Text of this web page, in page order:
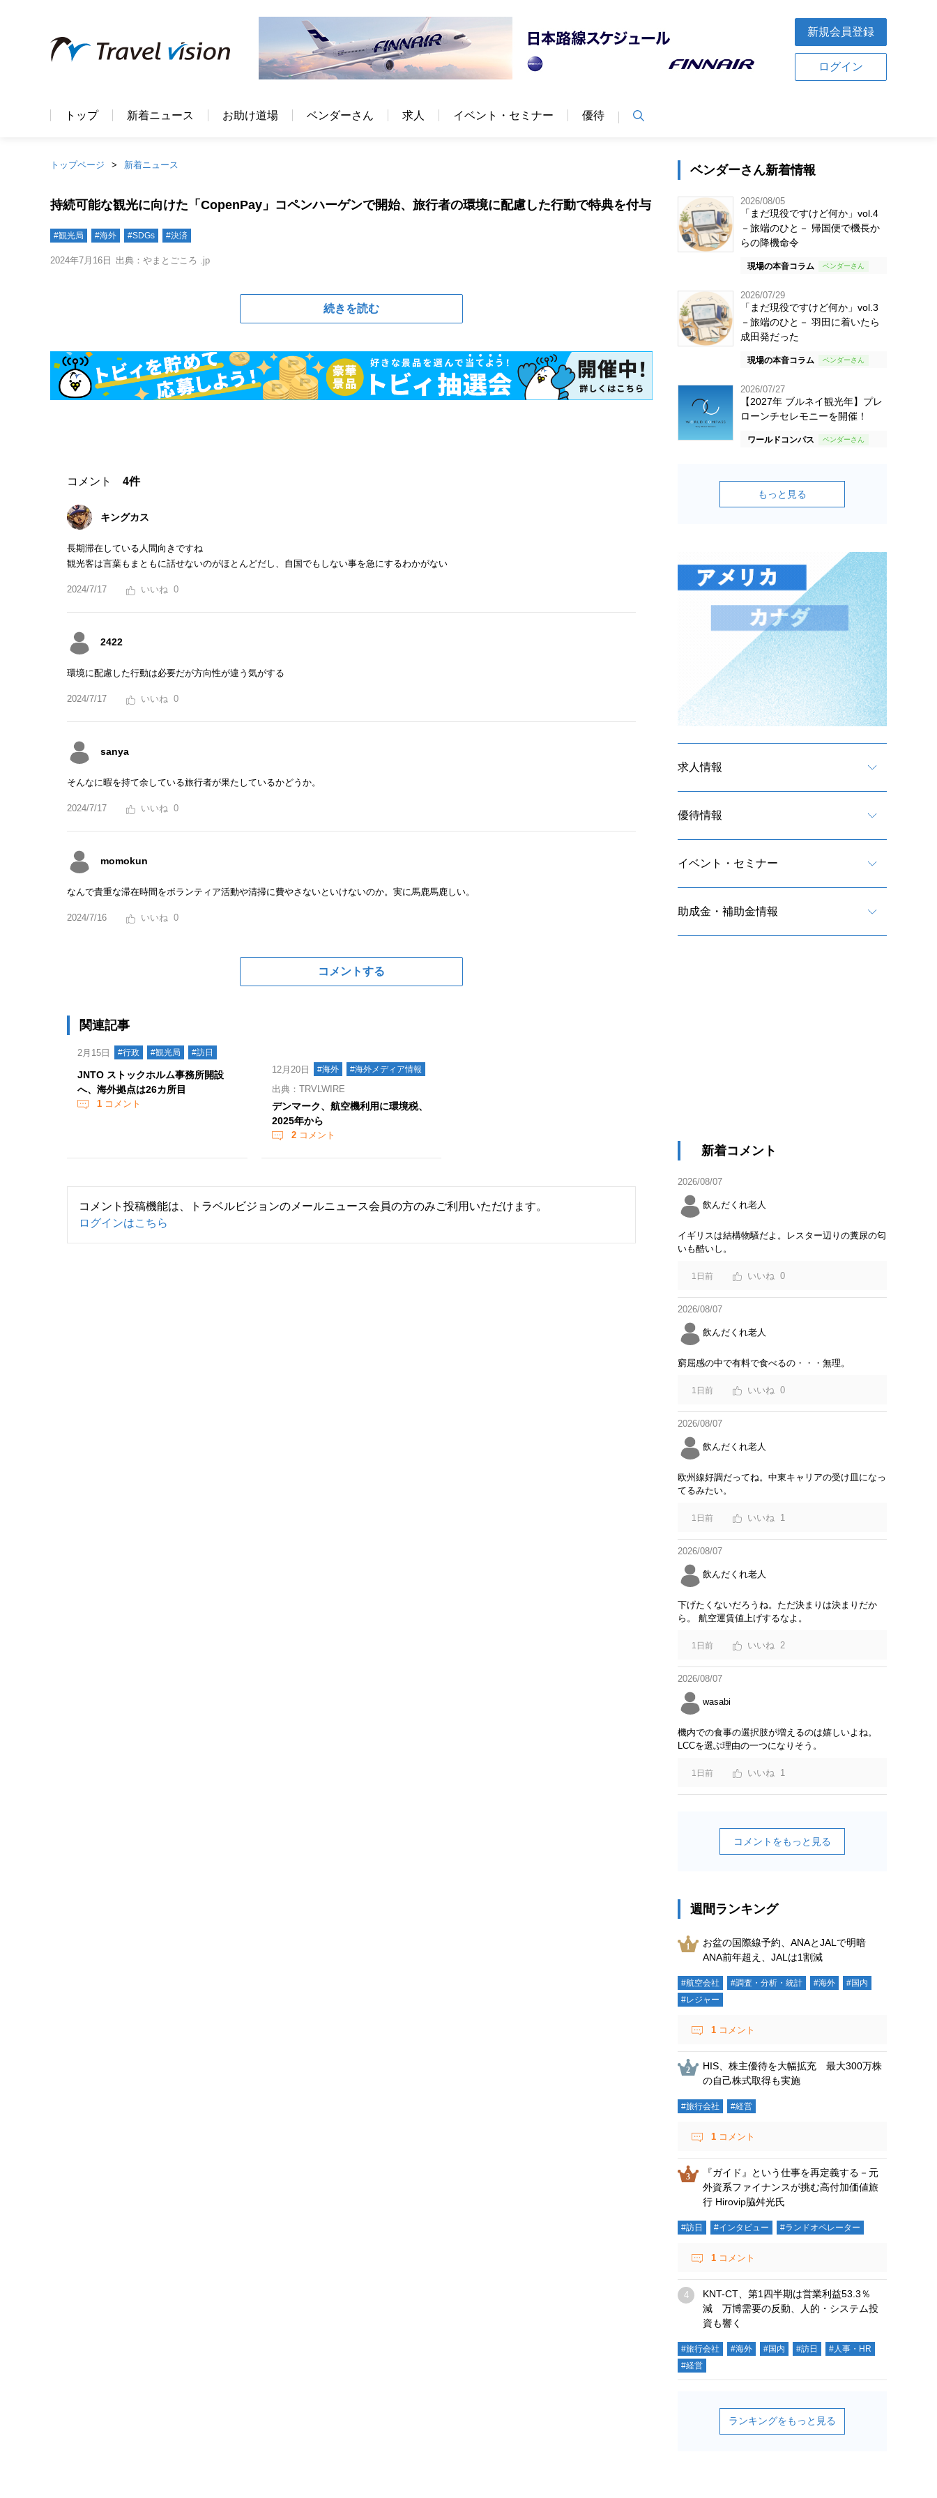
新規会員登録
ログイン
トップ 新着ニュース お助け道場 ベンダーさん 求人 イベント・セミナー 優待
トップページ 新着ニュース
持続可能な観光に向けた「CopenPay」コペンハーゲンで開始、旅行者の環境に配慮した行動で特典を付与
#観光局 #海外 #SDGs #決済
2024年7月16日 出典：やまとごころ .jp
続きを読む
コメント 4件
キングカス
長期滞在している人間向きですね
観光客は言葉もまともに話せないのがほとんどだし、自国でもしない事を急にするわかがない
2024/7/17 0
2422
環境に配慮した行動は必要だが方向性が違う気がする
2024/7/17 0
sanya
そんなに暇を持て余している旅行者が果たしているかどうか。
2024/7/17 0
momokun
なんで貴重な滞在時間をボランティア活動や清掃に費やさないといけないのか。実に馬鹿馬鹿しい。
2024/7/16 0
コメントする
関連記事
2月15日 #行政 #観光局 #訪日
JNTO ストックホルム事務所開設
へ、海外拠点は26カ所目
1 コメント
12月20日 #海外 #海外メディア情報
出典：TRVLWIRE
デンマーク、航空機利用に環境税、
2025年から
2コメント
コメント投稿機能は、トラベルビジョンのメールニュース会員の方のみご利用いただけます。
ログインはこちら
ベンダーさん新着情報
2026/08/05
「まだ現役ですけど何か」vol.4
－旅端のひと－ 帰国便で機長か
らの降機命令
現場の本音コラム
2026/07/29
「まだ現役ですけど何か」vol.3
－旅端のひと－ 羽田に着いたら
成田発だった
現場の本音コラム
2026/07/27
【2027年 ブルネイ観光年】プレ
ローンチセレモニーを開催！
ワールドコンパス
もっと見る
求人情報
優待情報
イベント・セミナー
助成金・補助金情報
新着コメント
2026/08/07
飲んだくれ老人
イギリスは結構物騒だよ。レスター辺りの糞尿の匂
いも酷いし。
1日前 0
2026/08/07
飲んだくれ老人
窮屈感の中で有料で食べるの・・・無理。
1日前 0
2026/08/07
飲んだくれ老人
欧州線好調だってね。中東キャリアの受け皿になっ
てるみたい。
1日前 1
2026/08/07
飲んだくれ老人
下げたくないだろうね。ただ決まりは決まりだか
ら。 航空運賃値上げするなよ。
1日前 2
2026/08/07
wasabi
機内での食事の選択肢が増えるのは嬉しいよね。
LCCを選ぶ理由の一つになりそう。
1日前 1
コメントをもっと見る
週間ランキング
お盆の国際線予約、ANAとJALで明暗
ANA前年超え、JALは1割減
#航空会社 #調査・分析・統計 #海外
#国内
#レジャー
1 コメント
HIS、株主優待を大幅拡充 最大300万株
の自己株式取得も実施
#旅行会社 #経営
1 コメント
『ガイド』という仕事を再定義する－元
外資系ファイナンスが挑む高付加価値旅
行 Hirovip脇舛光氏
#訪日 #インタビュー #ランドオペレーター
1 コメント
KNT-CT、第1四半期は営業利益53.3％
減 万博需要の反動、人的・システム投
資も響く
#旅行会社 #海外 #国内 #訪日
#人事・HR
#経営